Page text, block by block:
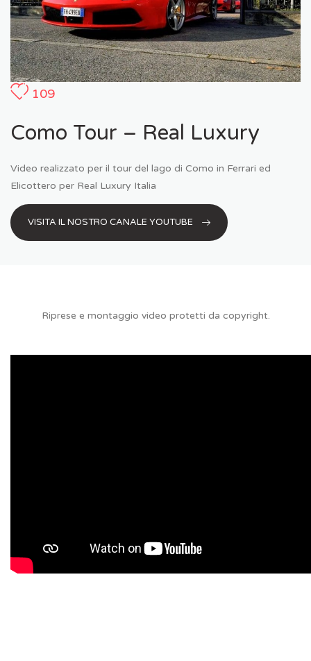
109
Como Tour – Real Luxury
Video realizzato per il tour del lago di Como in Ferrari ed
Elicottero per Real Luxury Italia
VISITA IL NOSTRO CANALE YOUTUBE
Riprese e montaggio video protetti da copyright.